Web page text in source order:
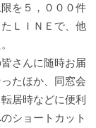
を５，０００件
ＬＩＮＥで、他
さんに随時お届
たほか、同窓会
居時などに便利
ショートカット